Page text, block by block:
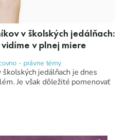
v školských jedálňach:
v plnej miere
- právne témy
jedálňach je dnes
Je však dôležité pomenovať